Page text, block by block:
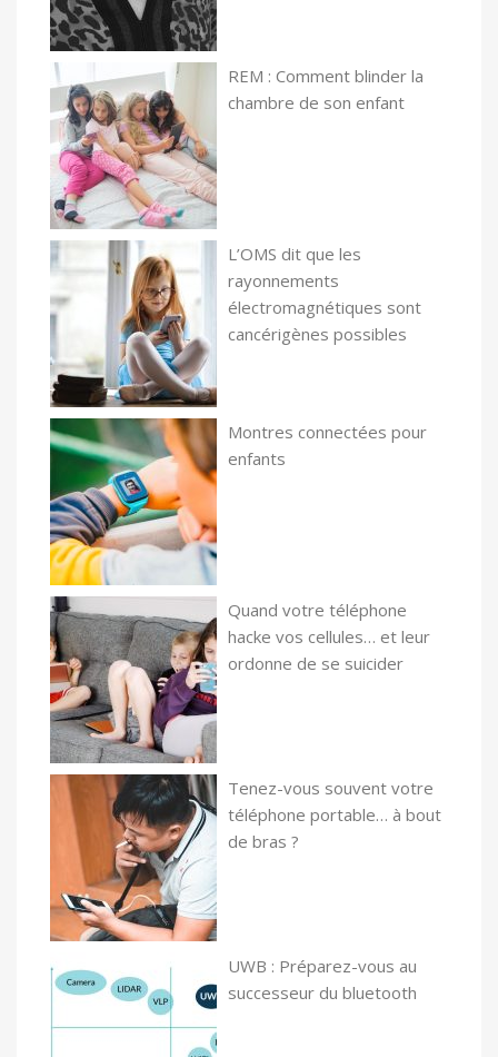
REM : Comment blinder la
chambre de son enfant
L’OMS dit que les
rayonnements
électromagnétiques sont
cancérigènes possibles
Montres connectées pour
enfants
Quand votre téléphone
hacke vos cellules… et leur
ordonne de se suicider
Tenez-vous souvent votre
téléphone portable… à bout
de bras ?
UWB : Préparez-vous au
successeur du bluetooth